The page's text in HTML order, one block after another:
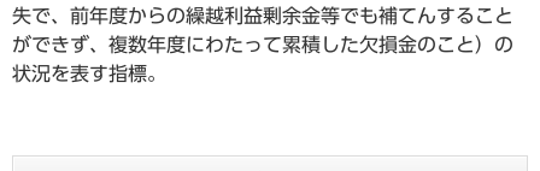
失で、前年度からの繰越利益剰余金等でも補てんすること
ができず、複数年度にわたって累積した欠損金のこと）の
状況を表す指標。